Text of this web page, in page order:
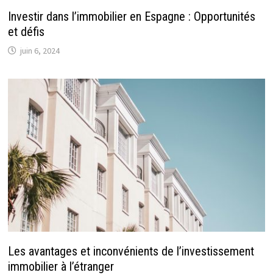
Investir dans l’immobilier en Espagne : Opportunités
et défis
juin 6, 2024
Les avantages et inconvénients de l’investissement
immobilier à l’étranger